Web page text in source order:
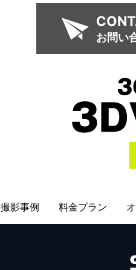
お問い
撮影事例 料金プラン